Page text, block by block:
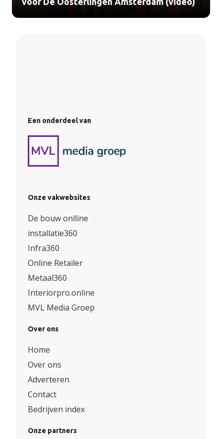
Een onderdeel van
Onze vakwebsites
De bouw onlline
installatie360
Infra360
Online Retailer
Metaal360
Interiorpro.online
MVL Media Groep
Over ons
Home
Over ons
Adverteren
Contact
Bedrijven index
Onze partners